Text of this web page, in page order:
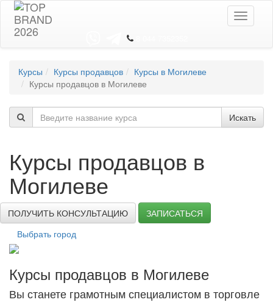
Toggle
Курсы Курсы продавцов
Курсы в Могилеве
Курсы продавцов в Могилеве
Искать
Курсы продавцов в
Могилеве
ПОЛУЧИТЬ КОНСУЛЬТАЦИЮ
ЗАПИСАТЬСЯ
Выбрать город
Курсы продавцов в Могилеве
Вы станете грамотным специалистом в торговле